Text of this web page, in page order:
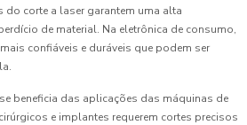
corte a laser garantem uma alta
de material. Na eletrônica de consumo,
confiáveis e duráveis que podem ser
beneficia das aplicações das máquinas de
e implantes requerem cortes precisos